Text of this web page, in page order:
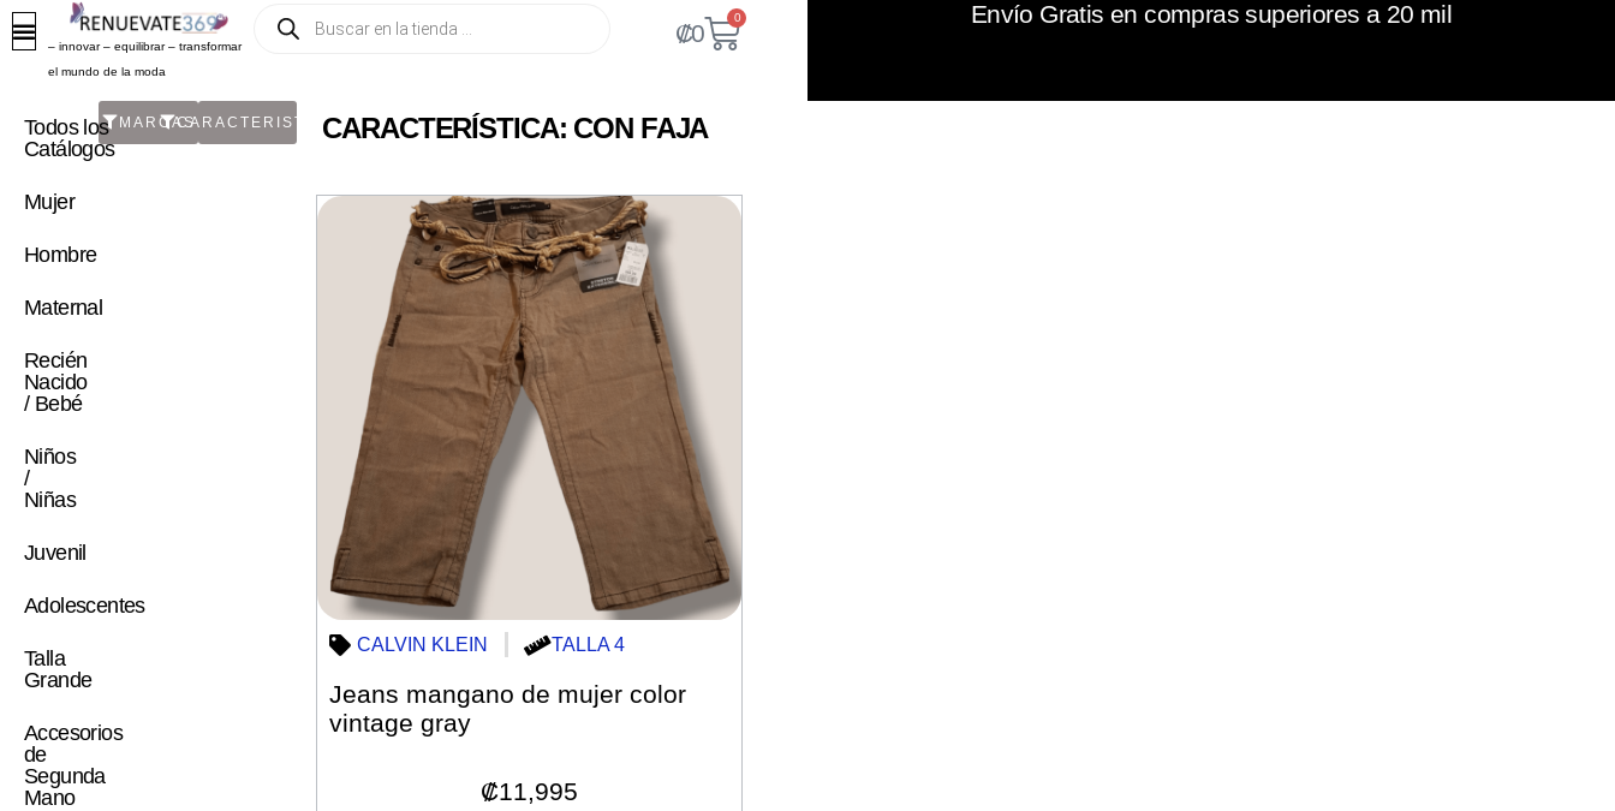
– innovar – equilibrar – transformar
el mundo de la moda
₡0
0 Envío Gratis en compras superiores a 20 mil
Todos los
Catálogos
Mujer
Hombre
Maternal
Recién
Nacido
/ Bebé
Niños
/
Niñas
Juvenil
Adolescentes
Talla
Grande
Accesorios
de
Segunda
Mano
MARCASCARACTERISTICACARACTERÍSTICA: CON FAJA
CALVIN KLEIN TALLA 4
Jeans mangano de mujer color
vintage gray
₡11,995